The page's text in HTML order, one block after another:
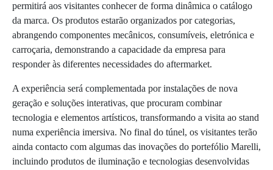
permitirá aos visitantes conhecer de forma dinâmica o catálogo
da marca. Os produtos estarão organizados por categorias,
abrangendo componentes mecânicos, consumíveis, eletrónica e
carroçaria, demonstrando a capacidade da empresa para
responder às diferentes necessidades do aftermarket.
A experiência será complementada por instalações de nova
geração e soluções interativas, que procuram combinar
tecnologia e elementos artísticos, transformando a visita ao stand
numa experiência imersiva. No final do túnel, os visitantes terão
ainda contacto com algumas das inovações do portefólio Marelli,
incluindo produtos de iluminação e tecnologias desenvolvidas